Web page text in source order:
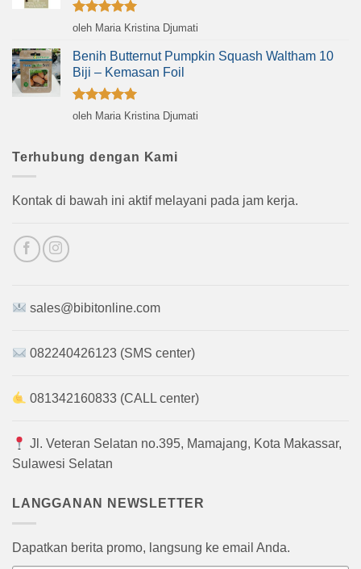
Dinilai5
oleh Maria Kristina Djumati
Benih Butternut Pumpkin Squash Waltham 10
Biji – Kemasan Foil
Dinilai5
oleh Maria Kristina Djumati
Terhubung dengan Kami
Kontak di bawah ini aktif melayani pada jam kerja.
sales@bibitonline.com
082240426123 (SMS center)
081342160833 (CALL center)
Jl. Veteran Selatan no.395, Mamajang, Kota Makassar,
Sulawesi Selatan
LANGGANAN NEWSLETTER
Dapatkan berita promo, langsung ke email Anda.